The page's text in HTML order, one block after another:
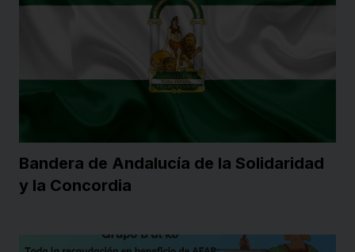
Bandera de Andalucía de la Solidaridad
y la Concordia